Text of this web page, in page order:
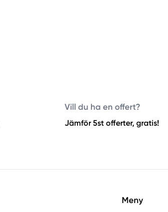
Vill du ha en offert?
Jämför 5st offerter, gratis!
Meny